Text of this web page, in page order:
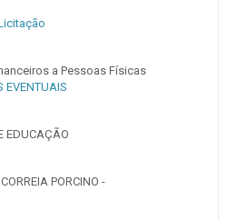
a Pessoas Físicas
EVENTUAIS
EDUCAÇÃO
PORCINO -